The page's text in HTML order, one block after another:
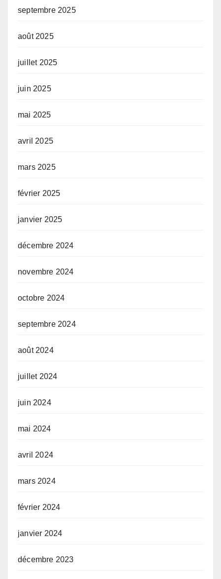
septembre 2025
août 2025
juillet 2025
juin 2025
mai 2025
avril 2025
mars 2025
février 2025
janvier 2025
décembre 2024
novembre 2024
octobre 2024
septembre 2024
août 2024
juillet 2024
juin 2024
mai 2024
avril 2024
mars 2024
février 2024
janvier 2024
décembre 2023